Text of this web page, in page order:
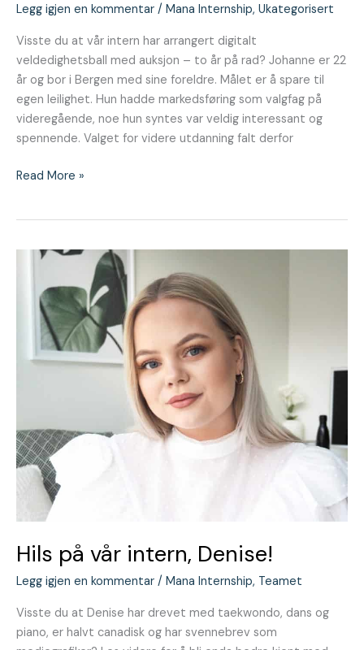
Legg igjen en kommentar / Mana Internship, Ukategorisert
Visste du at vår intern har arrangert digitalt
veldedighetsball med auksjon – to år på rad? Johanne er 22
år og bor i Bergen med sine foreldre. Målet er å spare til
egen leilighet. Hun hadde markedsføring som valgfag på
videregående, noe hun syntes var veldig interessant og
spennende. Valget for videre utdanning falt derfor
Read More »
Hils på vår intern, Denise!
Legg igjen en kommentar / Mana Internship, Teamet
Visste du at Denise har drevet med taekwondo, dans og
piano, er halvt canadisk og har svennebrev som
intern,
Denise!